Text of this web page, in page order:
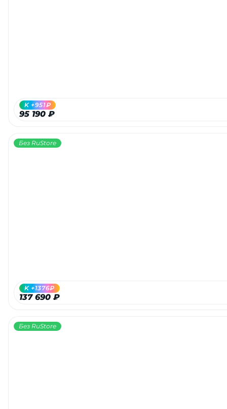
95 190 ₽
K +951₽
Без RuStore
137 690 ₽
K +1376₽
Без RuStore